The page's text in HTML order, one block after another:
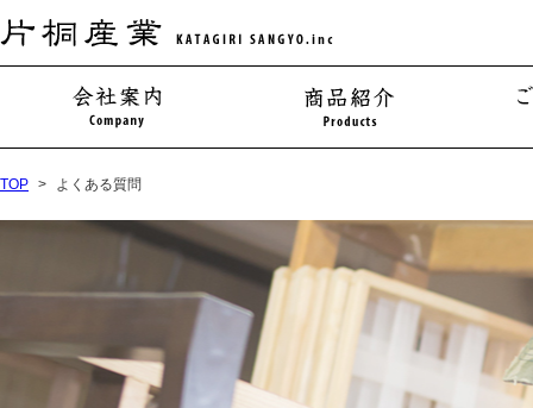
TOP よくある質問